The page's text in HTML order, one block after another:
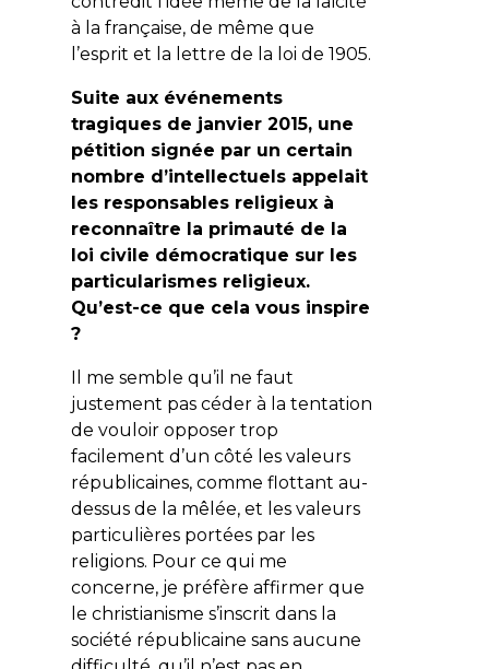
à la française, de même que
l’esprit et la lettre de la loi de 1905.
Suite aux événements
tragiques de janvier 2015, une
pétition signée par un certain
nombre d’intellectuels appelait
les responsables religieux à
reconnaître la primauté de la
loi civile démocratique sur les
particularismes religieux.
Qu’est-ce que cela vous inspire
?
Il me semble qu’il ne faut
justement pas céder à la tentation
de vouloir opposer trop
facilement d’un côté les valeurs
républicaines, comme flottant au-
dessus de la mêlée, et les valeurs
particulières portées par les
religions. Pour ce qui me
concerne, je préfère affirmer que
le christianisme s’inscrit dans la
société républicaine sans aucune